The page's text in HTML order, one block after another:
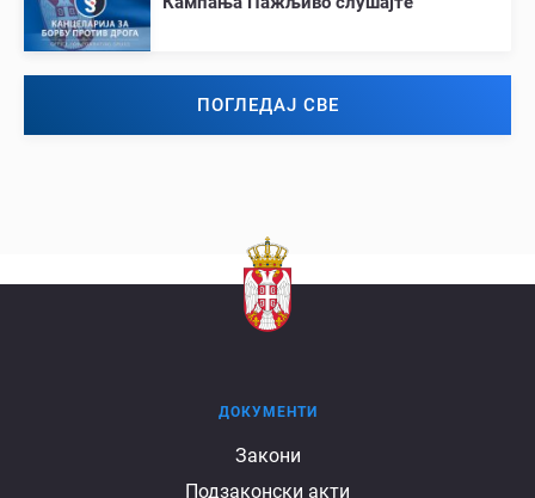
ПОГЛЕДАЈ СВЕ
ДОКУМЕНТИ
Закони
Подзаконски акти